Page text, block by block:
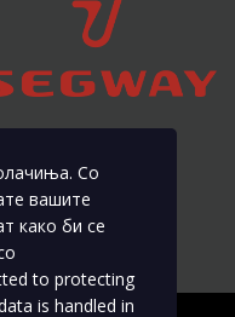
Со
вашите
како би се
to protecting
is handled in